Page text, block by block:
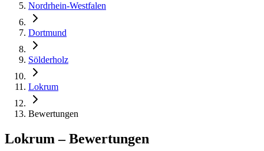
Nordrhein-Westfalen
Dortmund
Sölderholz
Lokrum
Bewertungen
Lokrum – Bewertungen